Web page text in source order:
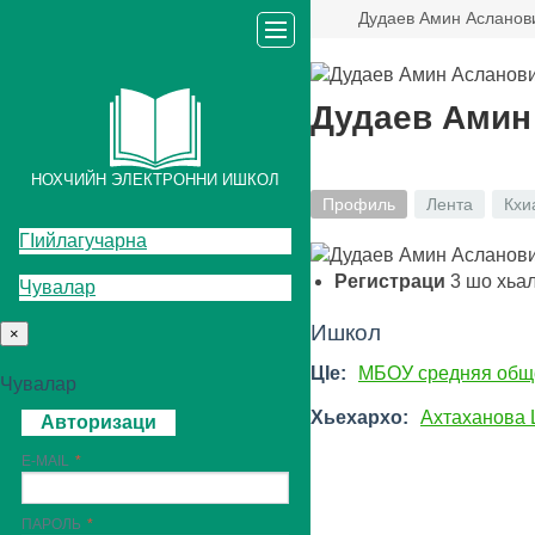
Дудаев Амин
НОХЧИЙН ЭЛЕКТРОННИ ИШКОЛ
ГIийлагучарна
Чувалар
×
Чувалар
Авторизаци
E-MAIL
ПАРОЛЬ
Дудаев
Профиль Лента
Регистраци 3 шо
Ишкол
ЦIе: МБОУ средняя
Хьехархо: Ахтаханова